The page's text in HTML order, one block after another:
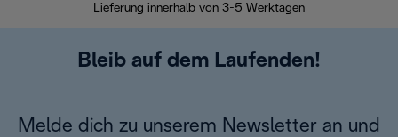
Lieferung innerhalb von 3-5 Werktagen
Bleib auf dem Laufenden!
Melde dich zu unserem Newsletter an und